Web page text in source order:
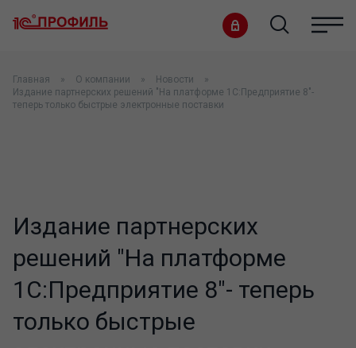
Главная О компании
Новости
Издание партнерских решений "На платформе 1С:Предприятие 8"-
теперь только быстрые электронные поставки
Издание партнерских
решений "На платформе
1С:Предприятие 8"- теперь
только быстрые